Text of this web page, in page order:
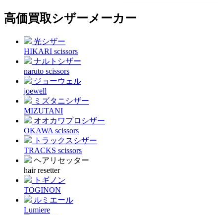
高価買取シザーメーカー
光シザー
HIKARI scissors
ナルトシザー
naruto scissors
ジョーウェル
joewell
ミズタニシザー
MIZUTANI
オオカワプロシザー
OKAWA scissors
トラックスシザー
TRACKS scissors
ヘアリセッター
hair resetter
トギノン
TOGINON
ルミエール
Lumiere